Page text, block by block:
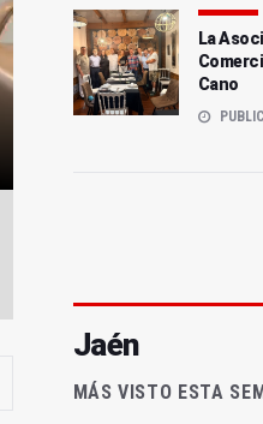
La
Cano
Jaén
MÁS VISTO ESTA